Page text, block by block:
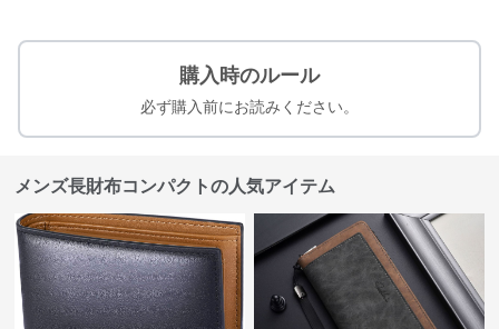
購入時のルール
必ず購入前にお読みください。
メンズ長財布コンパクトの人気アイテム